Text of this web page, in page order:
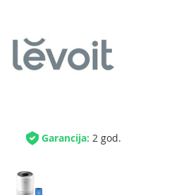
Garancija: 2 god.